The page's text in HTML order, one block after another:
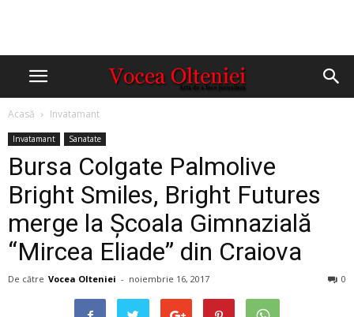
Acasă Invatamant
Invatamant Sanatate
Bursa Colgate Palmolive
Bright Smiles, Bright Futures
merge la Școala Gimnazială
“Mircea Eliade” din Craiova
De către Vocea Olteniei - noiembrie 16, 2017 0